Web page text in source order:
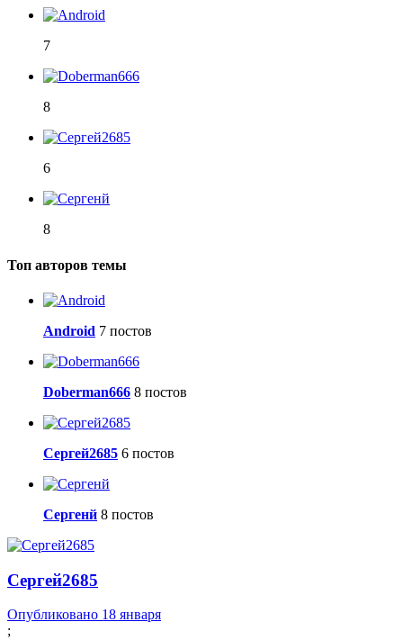
7
8
6
8
Топ авторов темы
Android 7 постов
Doberman666 8 постов
Сергей2685 6 постов
Сергенй 8 постов
Сергей2685
Опубликовано 18 января
;